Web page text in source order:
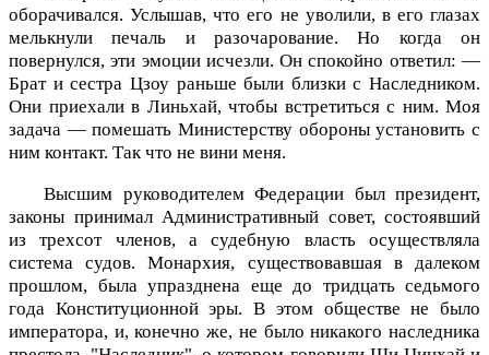
оборачивался. Услышав, что его не уволили, в его глазах
мелькнули печаль и разочарование. Но когда он
повернулся, эти эмоции исчезли. Он спокойно ответил: —
Брат и сестра Цзоу раньше были близки с Наследником.
Они приехали в Линьхай, чтобы встретиться с ним. Моя
задача — помешать Министерству обороны установить с
ним контакт. Так что не вини меня.
Высшим руководителем Федерации был президент,
законы принимал Административный совет, состоявший
из трехсот членов, а судебную власть осуществляла
система судов. Монархия, существовавшая в далеком
прошлом, была упразднена еще до тридцать седьмого
года Конституционной эры. В этом обществе не было
императора, и, конечно же, не было никакого наследника